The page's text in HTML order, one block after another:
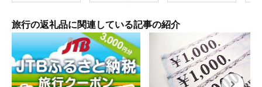
カニ 温泉 海 観光 旅
宿 体験 ギフト クーポ
ン 宿泊 お泊り 国内旅
行 但馬牛 旅館 温泉宿
プレゼント 贈答 母の
日 25-09
旅行の返礼品に関連している記事の紹介